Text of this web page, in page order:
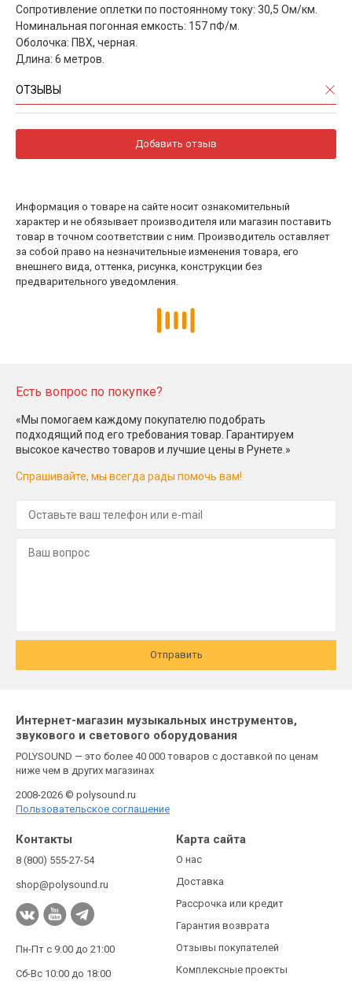
Сопротивление оплетки по постоянному току: 30,5 Ом/км.
Номинальная погонная емкость: 157 пФ/м.
Оболочка: ПВХ, черная.
Длина: 6 метров.
ОТЗЫВЫ
Добавить отзыв
Информация о товаре на сайте носит ознакомительный
характер и не обязывает производителя или магазин поставить
товар в точном соответствии с ним. Производитель оставляет
за собой право на незначительные изменения товара, его
внешнего вида, оттенка, рисунка, конструкции без
предварительного уведомления.
Есть вопрос по покупке?
«Мы помогаем каждому покупателю подобрать
подходящий под его требования товар. Гарантируем
высокое качество товаров и лучшие цены в Рунете.»
Спрашивайте, мы всегда рады помочь вам!
Отправить
Интернет-магазин музыкальных инструментов,
звукового и светового оборудования
POLYSOUND — это более 40 000 товаров с доставкой по ценам
ниже чем в других магазинах
2008-2026 © polysound.ru
Пользовательское соглашение
Контакты
8 (800) 555-27-54
shop@polysound.ru
Пн-Пт с 9:00 до 21:00
Сб-Вс 10:00 до 18:00
Карта сайта
О нас
Доставка
Рассрочка или кредит
Гарантия возврата
Отзывы покупателей
Комплексные проекты